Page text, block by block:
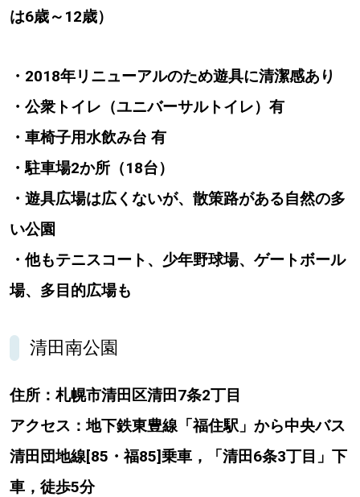
は6歳～12歳）
・2018年リニューアルのため遊具に清潔感あり
・公衆トイレ（ユニバーサルトイレ）有
・車椅子用水飲み台 有
・駐車場2か所（18台）
・遊具広場は広くないが、散策路がある自然の多
い公園
・他もテニスコート、少年野球場、ゲートボール
場、多目的広場も
清田南公園
住所：札幌市清田区清田7条2丁目
アクセス：地下鉄東豊線「福住駅」から中央バス
清田団地線[85・福85]乗車，「清田6条3丁目」下
車，徒歩5分